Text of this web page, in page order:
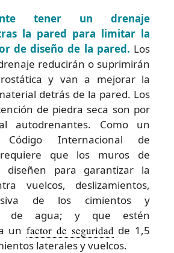
tener un drenaje
la pared para limitar la
de diseño de la pared. Los
reducirán o suprimirán
y van a mejorar la
detrás de la pared. Los
de piedra seca son por
autodrenantes. Como un
Internacional de
requiere que los muros de
diseñen para garantizar la
vuelcos, deslizamientos,
de los cimientos y
de agua; y que estén
unfactor de seguridad de 1,5
laterales y vuelcos.